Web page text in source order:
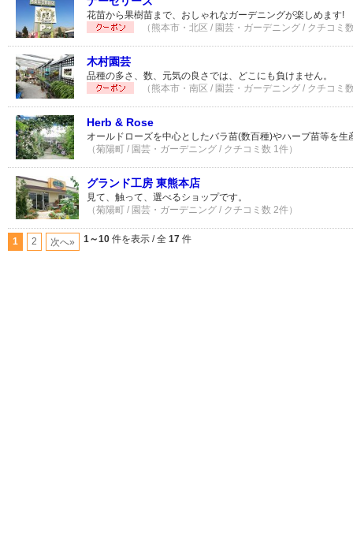
花苗から果樹苗まで、おしゃれなガーデニングが楽しめます!
（熊本市・北区 / 園芸・ガーデニング / クチコミ
木村園芸
品種の多さ、数、元気の良さでは、どこにも負けません。
（熊本市・南区 / 園芸・ガーデニング / クチコミ
Herb & Rose
オールドローズを中心としたバラ苗(数百種)やハーブ苗等を生
（菊陽町 / 園芸・ガーデニング / クチコミ数 1件）
グランド工房 東熊本店
見て、触って、選べるショップです。
（菊陽町 / 園芸・ガーデニング / クチコミ数 2件）
1 2 次へ» 1～10 件を表示 / 全 17 件